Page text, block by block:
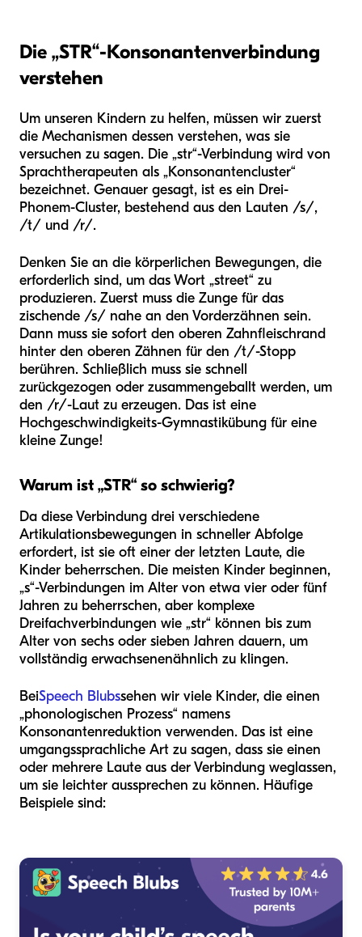
Die „STR“-Konsonantenverbindung
verstehen
Um unseren Kindern zu helfen, müssen wir zuerst
die Mechanismen dessen verstehen, was sie
versuchen zu sagen. Die „str“-Verbindung wird von
Sprachtherapeuten als „Konsonantencluster“
bezeichnet. Genauer gesagt, ist es ein Drei-
Phonem-Cluster, bestehend aus den Lauten /s/,
/t/ und /r/.
Denken Sie an die körperlichen Bewegungen, die
erforderlich sind, um das Wort „street“ zu
produzieren. Zuerst muss die Zunge für das
zischende /s/ nahe an den Vorderzähnen sein.
Dann muss sie sofort den oberen Zahnfleischrand
hinter den oberen Zähnen für den /t/-Stopp
berühren. Schließlich muss sie schnell
zurückgezogen oder zusammengeballt werden, um
den /r/-Laut zu erzeugen. Das ist eine
Hochgeschwindigkeits-Gymnastikübung für eine
kleine Zunge!
Warum ist „STR“ so schwierig?
Da diese Verbindung drei verschiedene
Artikulationsbewegungen in schneller Abfolge
erfordert, ist sie oft einer der letzten Laute, die
Kinder beherrschen. Die meisten Kinder beginnen,
„s“-Verbindungen im Alter von etwa vier oder fünf
Jahren zu beherrschen, aber komplexe
Dreifachverbindungen wie „str“ können bis zum
Alter von sechs oder sieben Jahren dauern, um
vollständig erwachsenenähnlich zu klingen.
BeiSpeech Blubssehen wir viele Kinder, die einen
„phonologischen Prozess“ namens
Konsonantenreduktion verwenden. Das ist eine
umgangssprachliche Art zu sagen, dass sie einen
oder mehrere Laute aus der Verbindung weglassen,
um sie leichter aussprechen zu können. Häufige
Beispiele sind: